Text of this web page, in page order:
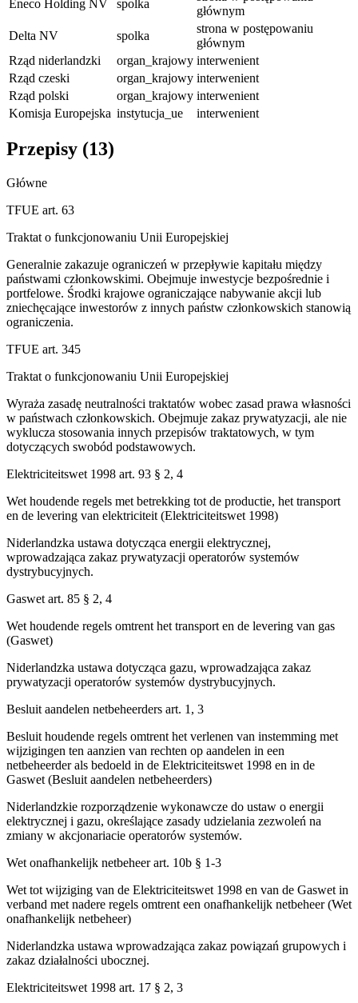
Eneco Holding NV spolka
głównym
Delta NV
spolka
strona w postępowaniu
głównym
Rząd niderlandzki
organ_krajowy interwenient
Rząd czeski
organ_krajowy interwenient
Rząd polski
organ_krajowy interwenient
Komisja Europejska instytucja_ue interwenient
Przepisy (13)
Główne
TFUE art. 63
Traktat o funkcjonowaniu Unii Europejskiej
Generalnie zakazuje ograniczeń w przepływie kapitału między
państwami członkowskimi. Obejmuje inwestycje bezpośrednie i
portfelowe. Środki krajowe ograniczające nabywanie akcji lub
zniechęcające inwestorów z innych państw członkowskich stanowią
ograniczenia.
TFUE art. 345
Traktat o funkcjonowaniu Unii Europejskiej
Wyraża zasadę neutralności traktatów wobec zasad prawa własności
w państwach członkowskich. Obejmuje zakaz prywatyzacji, ale nie
wyklucza stosowania innych przepisów traktatowych, w tym
dotyczących swobód podstawowych.
Elektriciteitswet 1998 art. 93 § 2, 4
Wet houdende regels met betrekking tot de productie, het transport
en de levering van elektriciteit (Elektriciteitswet 1998)
Niderlandzka ustawa dotycząca energii elektrycznej,
wprowadzająca zakaz prywatyzacji operatorów systemów
dystrybucyjnych.
Gaswet art. 85 § 2, 4
Wet houdende regels omtrent het transport en de levering van gas
(Gaswet)
Niderlandzka ustawa dotycząca gazu, wprowadzająca zakaz
prywatyzacji operatorów systemów dystrybucyjnych.
Besluit aandelen netbeheerders art. 1, 3
Besluit houdende regels omtrent het verlenen van instemming met
wijzigingen ten aanzien van rechten op aandelen in een
netbeheerder als bedoeld in de Elektriciteitswet 1998 en in de
Gaswet (Besluit aandelen netbeheerders)
Niderlandzkie rozporządzenie wykonawcze do ustaw o energii
elektrycznej i gazu, określające zasady udzielania zezwoleń na
zmiany w akcjonariacie operatorów systemów.
Wet onafhankelijk netbeheer art. 10b § 1-3
Wet tot wijziging van de Elektriciteitswet 1998 en van de Gaswet in
verband met nadere regels omtrent een onafhankelijk netbeheer (Wet
onafhankelijk netbeheer)
Niderlandzka ustawa wprowadzająca zakaz powiązań grupowych i
zakaz działalności ubocznej.
Elektriciteitswet 1998 art. 17 § 2, 3